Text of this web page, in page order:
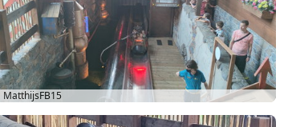
MatthijsFB15